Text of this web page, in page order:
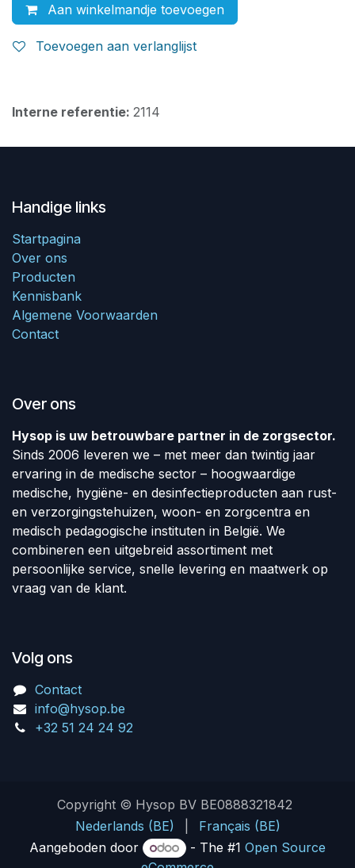
Aan winkelmandje toevoegen
Toevoegen aan verlanglijst
Interne referentie: 2114
Handige links
Startpagina
Over ons
Producten
Kennisbank
Algemene Voorwaarden
Contact
Over ons
Hysop is uw betrouwbare partner in de zorgsector.
Sinds 2006 leveren we – met meer dan twintig jaar
ervaring in de medische sector – hoogwaardige
medische, hygiëne- en desinfectieproducten aan rust-
en verzorgingstehuizen, woon- en zorgcentra en
medisch pedagogische instituten in België. We
combineren een uitgebreid assortiment met
persoonlijke service, snelle levering en maatwerk op
vraag van de klant.
Volg ons
Contact
info@hysop.be
+32 51 24 24 92
Copyright © Hysop BV BE0888321842
Nederlands (BE)
Français (BE)
Aangeboden door
- The #1 Open Source